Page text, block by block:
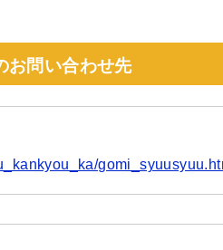
お問い合わせ先